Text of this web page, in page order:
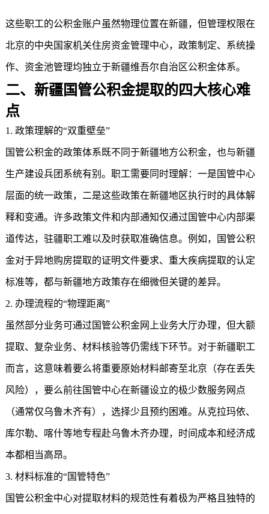
这些职工的公积金账户虽然物理位置在新疆，但管理权限在
北京的中央国家机关住房资金管理中心，政策制定、系统操
作、资金池管理均独立于新疆维吾尔自治区公积金体系。
二、新疆国管公积金提取的四大核心难
点
1. 政策理解的“双重壁垒”
国管公积金的政策体系既不同于新疆地方公积金，也与新疆
生产建设兵团系统有别。职工需要同时理解：一是国管中心
层面的统一政策，二是这些政策在新疆地区执行时的具体解
释和变通。许多政策文件和内部通知仅通过国管中心内部渠
道传达，驻疆职工难以及时获取准确信息。例如，国管公积
金对于异地购房提取的证明文件要求、重大疾病提取的认定
标准等，都与新疆地方政策存在细微但关键的差异。
2. 办理流程的“物理距离”
虽然部分业务可通过国管公积金网上业务大厅办理，但大额
提取、复杂业务、材料核验等仍需线下环节。对于新疆职工
而言，这意味着要么将重要原始材料邮寄至北京（存在丢失
风险），要么前往国管中心在新疆设立的极少数服务网点
（通常仅乌鲁木齐有），选择少且预约困难。从克拉玛依、
库尔勒、喀什等地专程赴乌鲁木齐办理，时间成本和经济成
本都相当高昂。
3. 材料标准的“国管特色”
国管公积金中心对提取材料的规范性有着极为严格且独特的